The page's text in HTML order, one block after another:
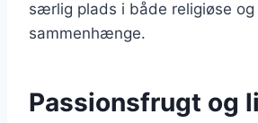
særlig plads i både religiøse og
sammenhænge.
Passionsfrugt og